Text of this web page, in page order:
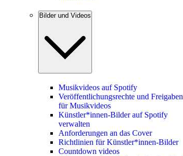
Bilder und Videos
Musikvideos auf Spotify
Veröffentlichungsrechte und Freigaben
für Musikvideos
Künstler*innen-Bilder auf Spotify
verwalten
Anforderungen an das Cover
Richtlinien für Künstler*innen-Bilder
Countdown videos